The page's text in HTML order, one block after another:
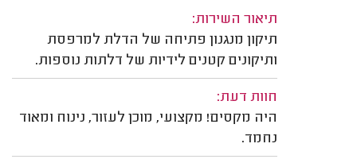
תיאור השירות:
תיקון מנגנון פתיחה של הדלת למרפסת
ותיקונים קטנים לידיות של דלתות נוספות.
חוות דעת:
היה מקסים! מקצועי, מוכן לעזור, נינוח ומאוד
נחמד.